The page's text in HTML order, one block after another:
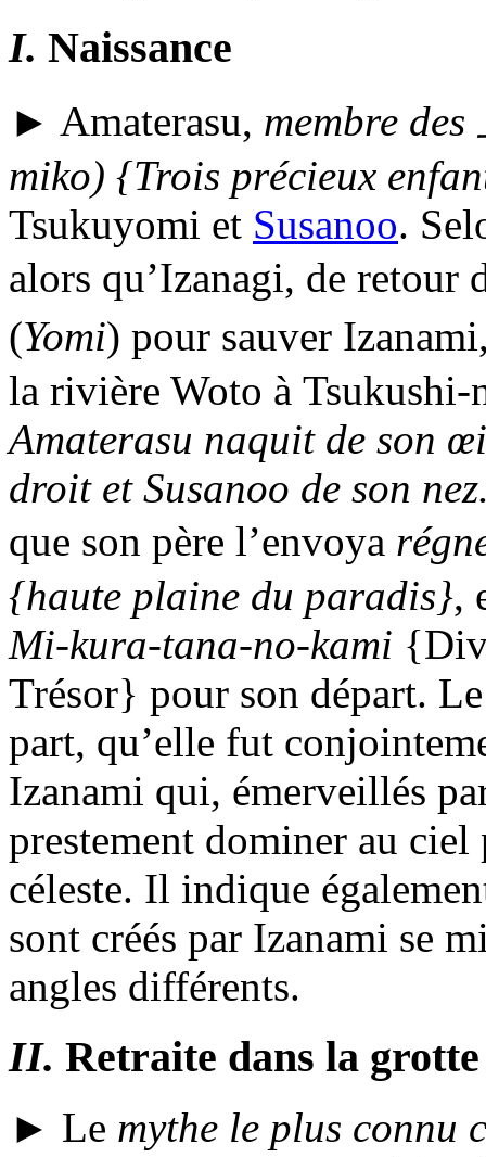
I. Naissance
► Amaterasu, membre des
miko) {Trois précieux
Tsukuyomi et Susanoo.
alors qu’Izanagi, de
(Yomi) pour sauver
la rivière Woto à Tsukushi-
Amaterasu naquit de son
droit et Susanoo de son
que son père l’envoya
{haute plaine du paradis},
Mi-kura-tana-no-kami
Trésor} pour son départ.
part, qu’elle fut
Izanami qui, émerveillés
prestement dominer au
céleste. Il indique
sont créés par Izanami se
angles différents.
II. Retraite dans la grotte
► Le mythe le plus connu